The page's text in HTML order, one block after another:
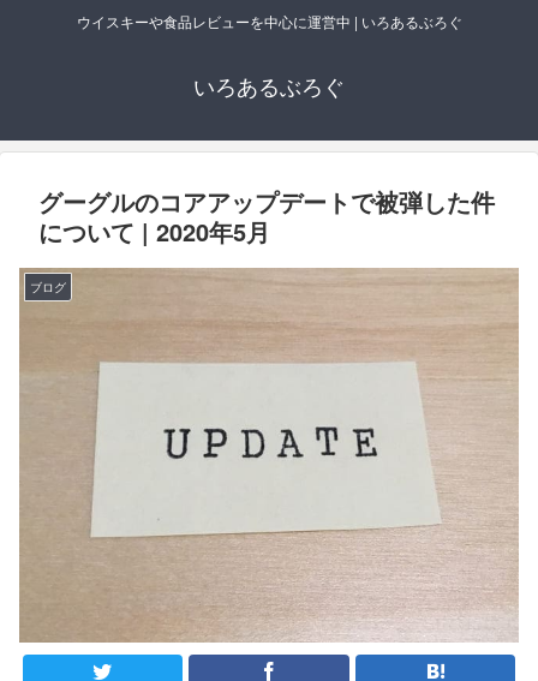
ウイスキーや食品レビューを中心に運営中 | いろあるぶろぐ
いろあるぶろぐ
グーグルのコアアップデートで被弾した件
について | 2020年5月
ブログ